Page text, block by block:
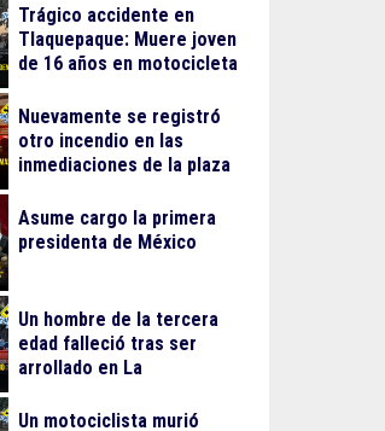
Trágico accidente en
Tlaquepaque: Muere joven
de 16 años en motocicleta
Nuevamente se registró
otro incendio en las
inmediaciones de la plaza
Asume cargo la primera
presidenta de México
Un hombre de la tercera
edad falleció tras ser
arrollado en La
Un motociclista murió